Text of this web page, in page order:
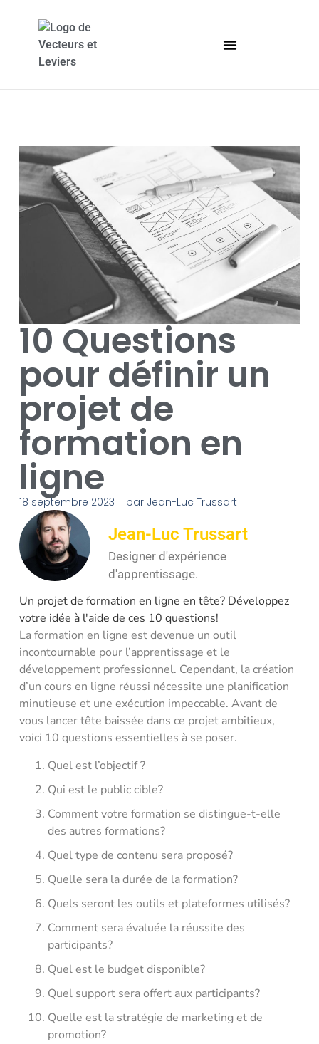
10 Questions
pour définir un
projet de
formation en
ligne
18 septembre 2023 parJean-Luc Trussart
Jean-Luc Trussart
Designer d'expérience
d'apprentissage.
Un projet de formation en ligne en tête? Développez
votre idée à l'aide de ces 10 questions!
La formation en ligne est devenue un outil
incontournable pour l’apprentissage et le
développement professionnel. Cependant, la création
d’un cours en ligne réussi nécessite une planification
minutieuse et une exécution impeccable. Avant de
vous lancer tête baissée dans ce projet ambitieux,
voici 10 questions essentielles à se poser.
Quel est l’objectif ?
Qui est le public cible?
Comment votre formation se distingue-t-elle
des autres formations?
Quel type de contenu sera proposé?
Quelle sera la durée de la formation?
Quels seront les outils et plateformes utilisés?
Comment sera évaluée la réussite des
participants?
Quel est le budget disponible?
Quel support sera offert aux participants?
Quelle est la stratégie de marketing et de
promotion?